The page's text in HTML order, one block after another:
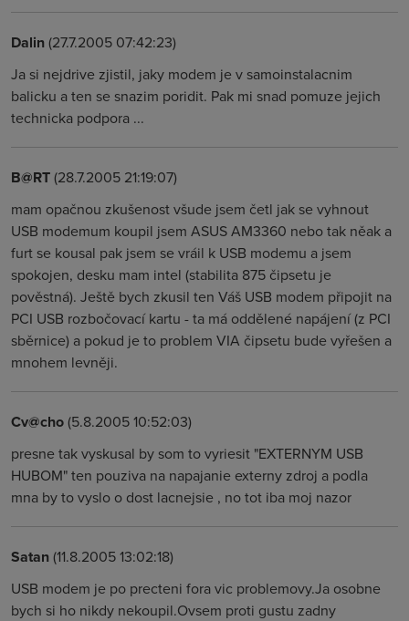
Dalin(27.7.2005 07:42:23)
Ja si nejdrive zjistil, jaky modem je v samoinstalacnim
balicku a ten se snazim poridit. Pak mi snad pomuze jejich
technicka podpora ...
B@RT(28.7.2005 21:19:07)
mam opačnou zkušenost všude jsem četl jak se vyhnout
USB modemum koupil jsem ASUS AM3360 nebo tak něak a
furt se kousal pak jsem se vráil k USB modemu a jsem
spokojen, desku mam intel (stabilita 875 čipsetu je
pověstná). Ještě bych zkusil ten Váš USB modem připojit na
PCI USB rozbočovací kartu - ta má oddělené napájení (z PCI
sběrnice) a pokud je to problem VIA čipsetu bude vyřešen a
mnohem levněji.
Cv@cho(5.8.2005 10:52:03)
presne tak vyskusal by som to vyriesit "EXTERNYM USB
HUBOM" ten pouziva na napajanie externy zdroj a podla
mna by to vyslo o dost lacnejsie , no tot iba moj nazor
Satan(11.8.2005 13:02:18)
USB modem je po precteni fora vic problemovy.Ja osobne
bych si ho nikdy nekoupil.Ovsem proti gustu zadny